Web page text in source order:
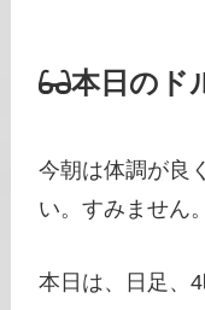
本日のド
今朝は体調が良
い。すみません。
本日は、日足、